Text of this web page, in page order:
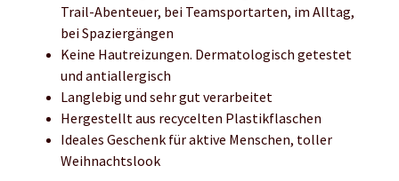
Trail-Abenteuer, bei Teamsportarten, im Alltag,
bei Spaziergängen
Keine Hautreizungen. Dermatologisch getestet
und antiallergisch
Langlebig und sehr gut verarbeitet
Hergestellt aus recycelten Plastikflaschen
Ideales Geschenk für aktive Menschen, toller
Weihnachtslook